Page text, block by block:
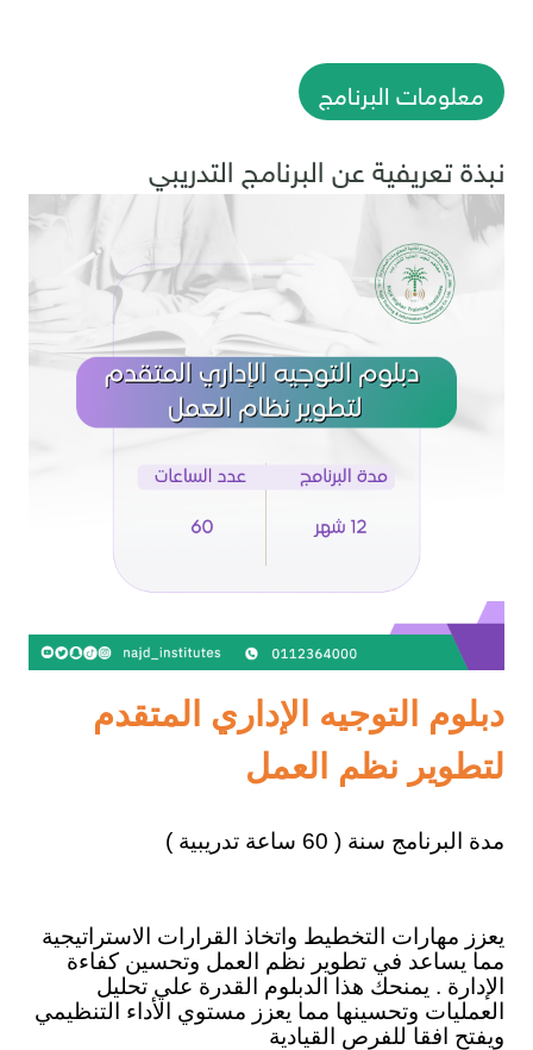
معلومات البرنامج
نبذة تعريفية عن البرنامج التدريبي
دبلوم التوجيه الإداري المتقدم
لتطوير نظم العمل
مدة البرنامج سنة ( 60 ساعة تدريبية )
يعزز مهارات التخطيط واتخاذ القرارات الاستراتيجية
مما يساعد في تطوير نظم العمل وتحسين كفاءة
الإدارة . يمنحك هذا الدبلوم القدرة علي تحليل
العمليات وتحسينها مما يعزز مستوي الأداء التنظيمي
ويفتح افقا للفرص القيادية